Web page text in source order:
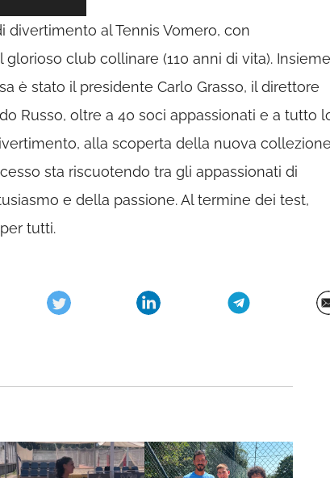
divertimento al Tennis Vomero, con
glorioso club collinare (110 anni di vita). Insieme
è stato il presidente Carlo Grasso, il direttore
Russo, oltre a 40 soci appassionati e a tutto
alla scoperta della nuova collezione
sta riscuotendo tra gli appassionati di
e della passione. Al termine dei test,
tutti.